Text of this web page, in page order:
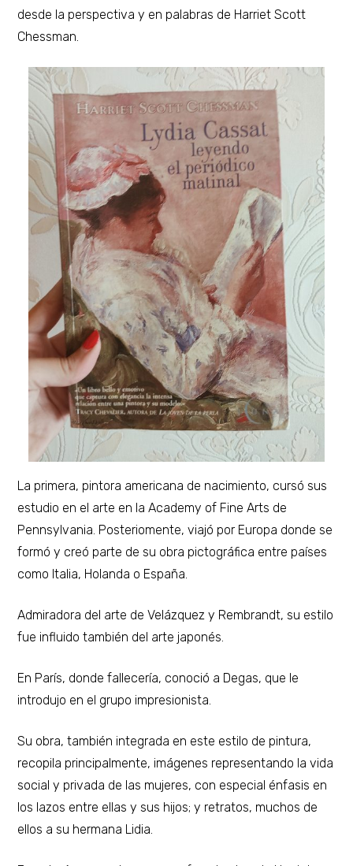
desde la perspectiva y en palabras de Harriet Scott
Chessman.
La primera, pintora americana de nacimiento, cursó sus
estudio en el arte en la Academy of Fine Arts de
Pennsylvania. Posteriomente, viajó por Europa donde se
formó y creó parte de su obra pictográfica entre países
como Italia, Holanda o España.
Admiradora del arte de Velázquez y Rembrandt, su estilo
fue influido también del arte japonés.
En París, donde fallecería, conoció a Degas, que le
introdujo en el grupo impresionista.
Su obra, también integrada en este estilo de pintura,
recopila principalmente, imágenes representando la vida
social y privada de las mujeres, con especial énfasis en
los lazos entre ellas y sus hijos; y retratos, muchos de
ellos a su hermana Lidia.